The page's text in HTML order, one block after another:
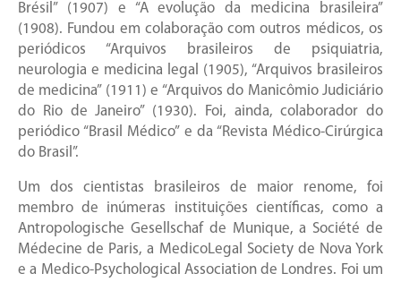
Brésil” (1907) e “A evolução da medicina brasileira”
(1908). Fundou em colaboração com outros médicos, os
periódicos “Arquivos brasileiros de psiquiatria,
neurologia e medicina legal (1905), “Arquivos brasileiros
de medicina” (1911) e “Arquivos do Manicômio Judiciário
do Rio de Janeiro” (1930). Foi, ainda, colaborador do
periódico “Brasil Médico” e da “Revista Médico-Cirúrgica
do Brasil”.
Um dos cientistas brasileiros de maior renome, foi
membro de inúmeras instituições científicas, como a
Antropologische Gesellschaf de Munique, a Société de
Médecine de Paris, a MedicoLegal Society de Nova York
e a Medico-Psychological Association de Londres. Foi um